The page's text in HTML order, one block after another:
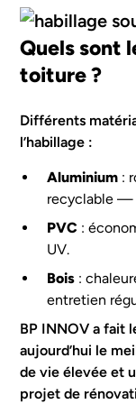
Quels sont
toiture ?
Différents
l’habillage :
Aluminium:
recyclable —
PVC :
UV.
Bois:
entretien
BP INNOV a fait
aujourd’hui le
de vie élevée et
projet de